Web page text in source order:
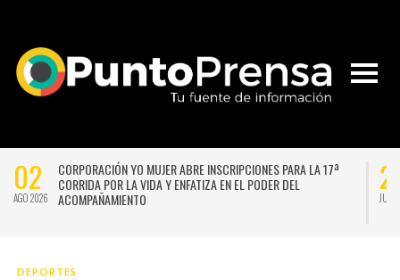
02
AGO 2026
CORPORACIÓN YO MUJER ABRE INSCRIPCIONES PARA LA 17ª
CORRIDA POR LA VIDA Y ENFATIZA EN EL PODER DEL
ACOMPAÑAMIENTO
JUL
DEPORTES